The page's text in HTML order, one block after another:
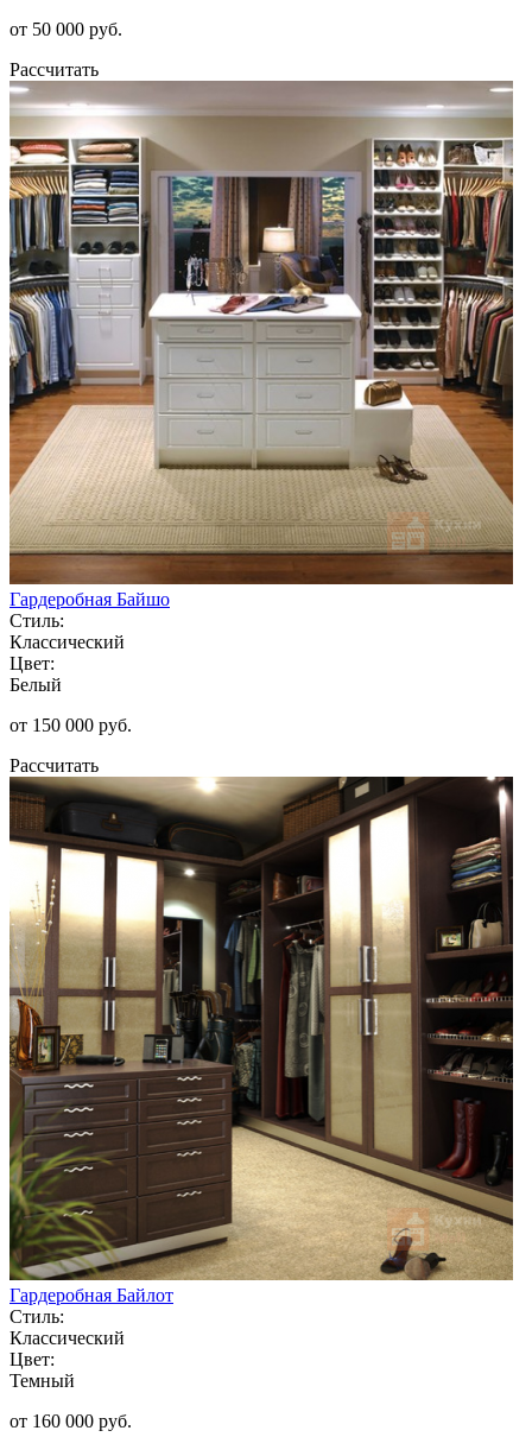
от 50 000 руб.
Рассчитать
Гардеробная Байшо
Стиль:
Классический
Цвет:
Белый
от 150 000 руб.
Рассчитать
Гардеробная Байлот
Стиль:
Классический
Цвет:
Темный
от 160 000 руб.